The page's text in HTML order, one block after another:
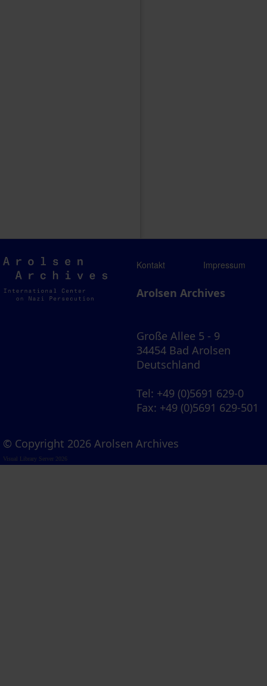
Arolsen
Archives
Kontakt Impressum
Arolsen Archives
Große Allee 5 - 9
34454 Bad Arolsen
Deutschland
Tel: +49 (0)5691 629-0
Fax: +49 (0)5691 629-501
© Copyright 2026 Arolsen Archives
Visual Library Server 2026